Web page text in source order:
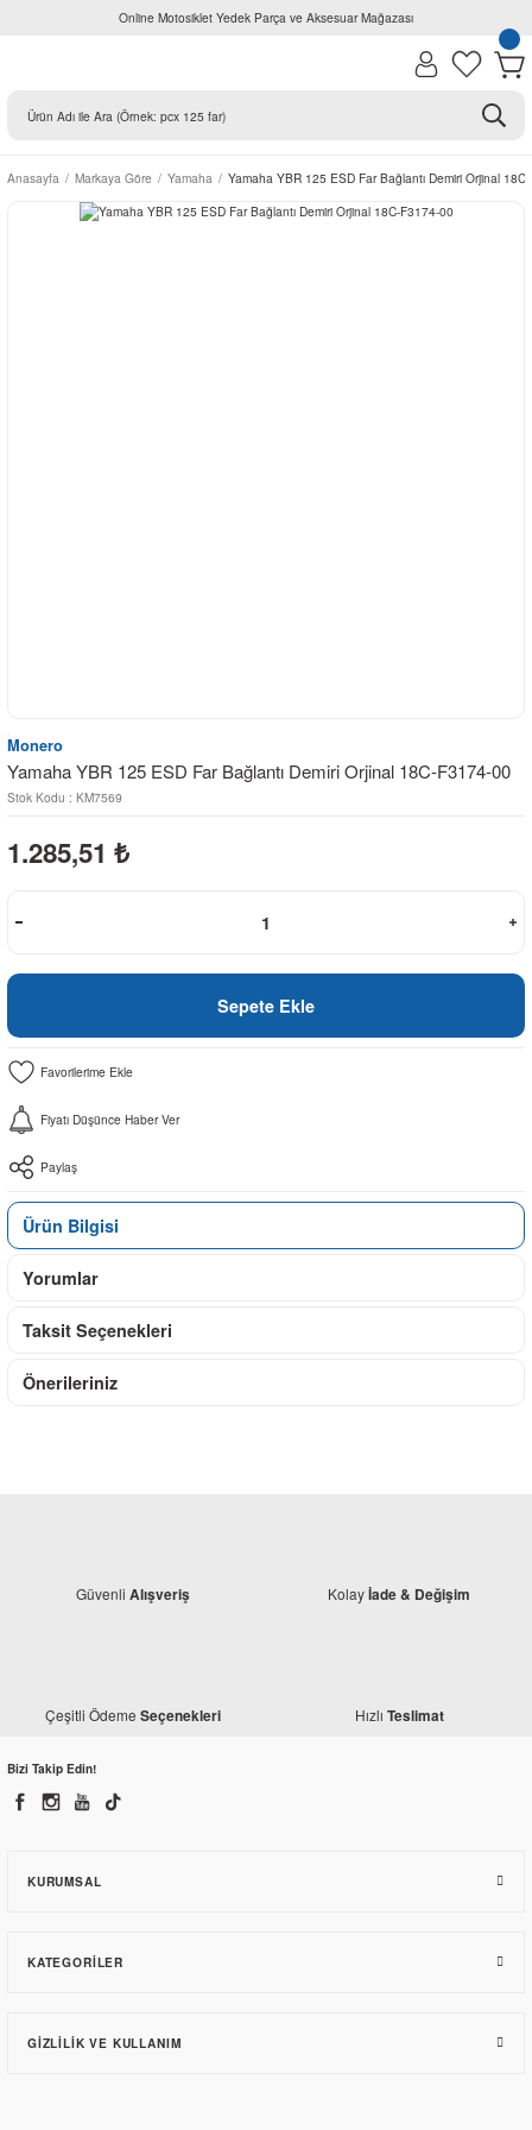
Online Motosiklet Yedek Parça ve Aksesuar Mağazası
Anasayfa Markaya Göre Yamaha Yamaha YBR 125 ESD Far Bağlantı Demiri Orjinal
Monero
Yamaha YBR 125 ESD Far Bağlantı Demiri Orjinal 18C-F3174-00
Stok Kodu : KM7569
1.285,51 ₺
Sepete Ekle
Fiyatı Düşünce Haber Ver
Paylaş
Ürün Bilgisi
Yorumlar
Taksit Seçenekleri
Önerileriniz
Güvenli Alışveriş Kolayİade & Değişim
Çeşitli Ödeme Seçenekleri Hızlı Teslimat
Bizi Takip Edin!
KURUMSAL
KATEGORILER
GIZLILIK VE KULLANIM